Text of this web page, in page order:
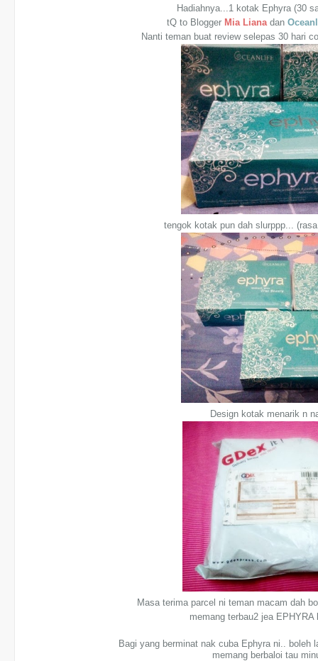
Hadiahnya...1 kotak Ephyra (30
tQ to Blogger Mia Lianadan
Nanti teman buat review selepas 30 hari
tengok kotak pun dah slurppp...
Design kotak menarik n
Masa terima parcel ni teman macam dah
memang terbau2 jea
Bagi yang berminat nak cuba Ephyra ni..
memang berbaloi tau